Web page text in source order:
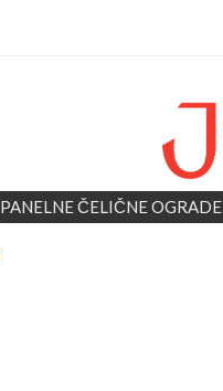
PANELNE ČELIČNE OGRADE